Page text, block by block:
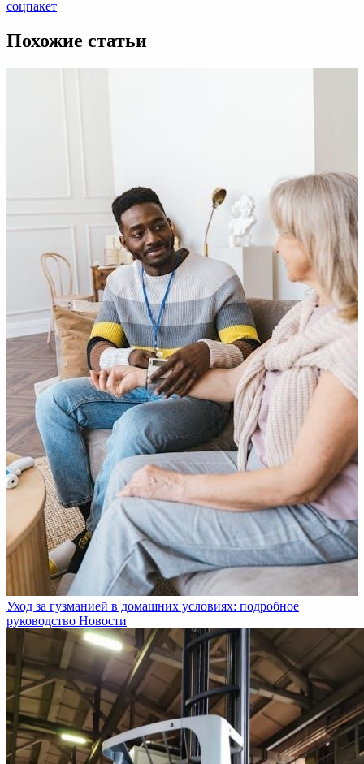
записям
Post:
соцпакет
Похожие статьи
Уход за гузманией в домашних условиях: подробное
руководство Новости